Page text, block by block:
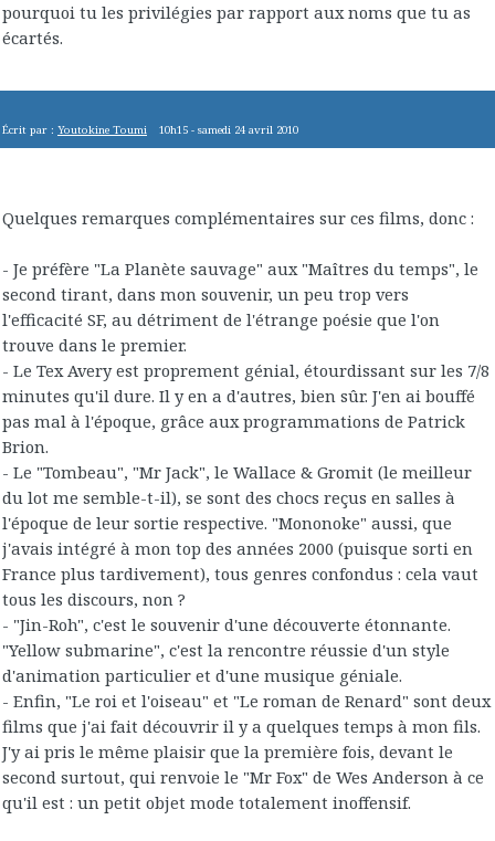
pourquoi tu les privilégies par rapport aux noms que tu as
écartés.
Écrit par : Youtokine Toumi 10h15 -samedi 24 avril 2010
Quelques remarques complémentaires sur ces films, donc :
- Je préfère "La Planète sauvage" aux "Maîtres du temps", le
second tirant, dans mon souvenir, un peu trop vers
l'efficacité SF, au détriment de l'étrange poésie que l'on
trouve dans le premier.
- Le Tex Avery est proprement génial, étourdissant sur les 7/8
minutes qu'il dure. Il y en a d'autres, bien sûr. J'en ai bouffé
pas mal à l'époque, grâce aux programmations de Patrick
Brion.
- Le "Tombeau", "Mr Jack", le Wallace & Gromit (le meilleur
du lot me semble-t-il), se sont des chocs reçus en salles à
l'époque de leur sortie respective. "Mononoke" aussi, que
j'avais intégré à mon top des années 2000 (puisque sorti en
France plus tardivement), tous genres confondus : cela vaut
tous les discours, non ?
- "Jin-Roh", c'est le souvenir d'une découverte étonnante.
"Yellow submarine", c'est la rencontre réussie d'un style
d'animation particulier et d'une musique géniale.
- Enfin, "Le roi et l'oiseau" et "Le roman de Renard" sont deux
films que j'ai fait découvrir il y a quelques temps à mon fils.
J'y ai pris le même plaisir que la première fois, devant le
second surtout, qui renvoie le "Mr Fox" de Wes Anderson à ce
qu'il est : un petit objet mode totalement inoffensif.